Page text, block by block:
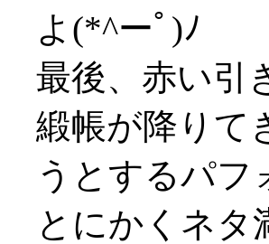
よ(*^ーﾟ)ﾉ
最後、赤い引
緞帳が降りて
うとするパフ
とにかくネタ